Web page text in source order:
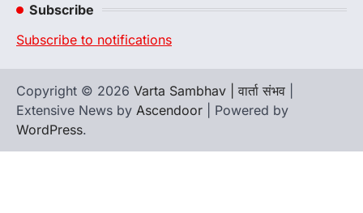
Subscribe
Subscribe to notifications
Copyright © 2026 Varta Sambhav | वार्ता संभव
Extensive News by Ascendoor | Powered by
WordPress.